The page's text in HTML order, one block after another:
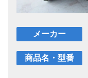
メーカー
商品名・型番